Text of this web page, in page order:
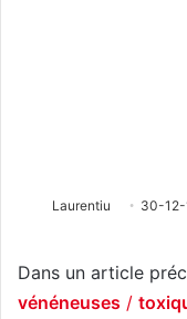
Laurentiu 30-12-
Dans un article
vénéneuses /